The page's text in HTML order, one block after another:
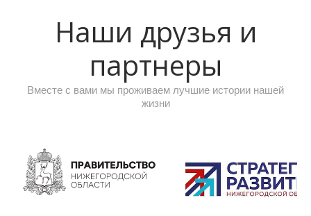
Наши друзья и
партнеры
Вместе с вами мы проживаем лучшие истории нашей
жизни